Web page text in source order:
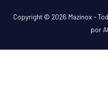
Copyright © 2026 Mazinox -
por